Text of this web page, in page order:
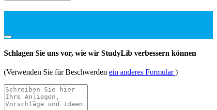
Schlagen Sie uns vor, wie wir StudyLib verbessern können
(Verwenden Sie für Beschwerden ein anderes Formular)